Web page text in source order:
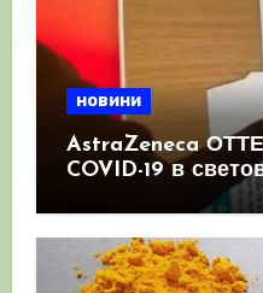
новини
AstraZeneca
COVID-19 в
като призна, че